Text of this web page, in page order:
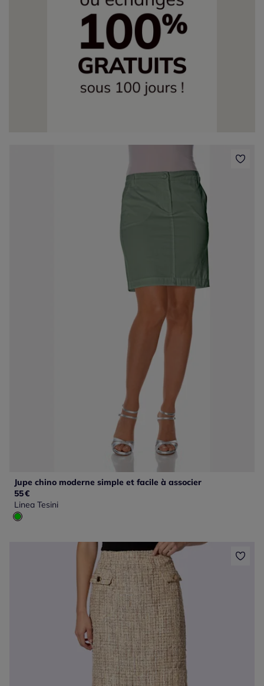
Jupe chino moderne simple et facile à associer
55€
Linea Tesini